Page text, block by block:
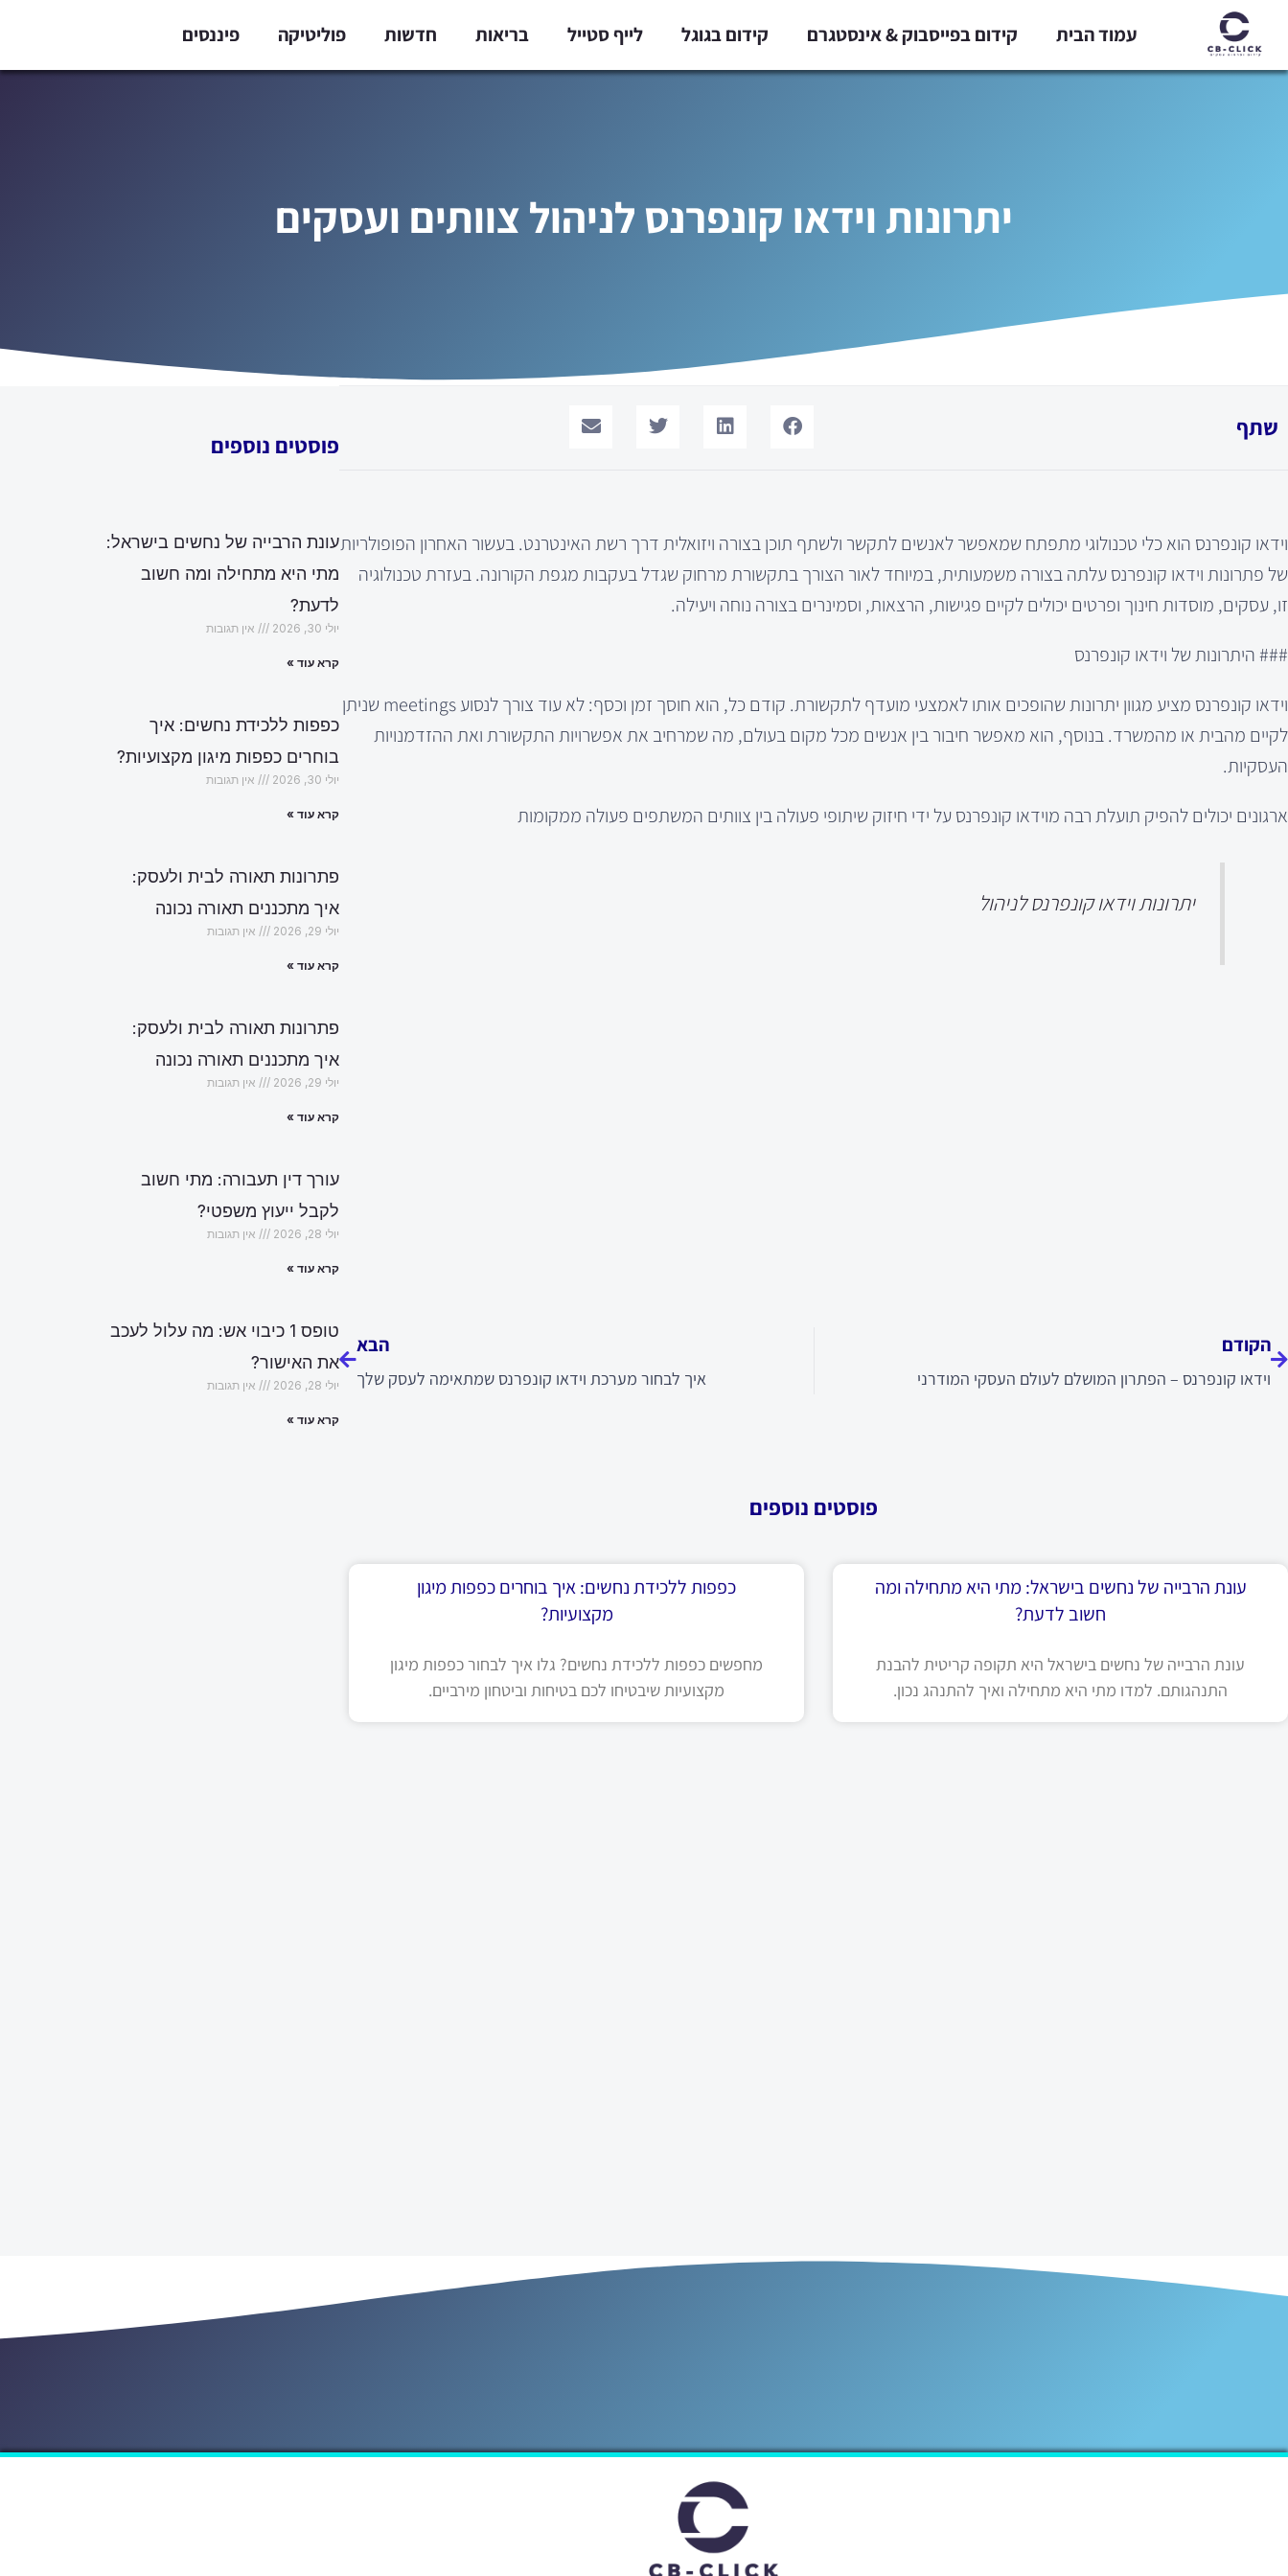
לתוכן
עמוד הבית קידום בפייסבוק & אינסטגרם קידום בגוגל לייף סטייל בריאות חדשות פוליטיקה פיננסים
יתרונות וידאו קונפרנס לניהול צוותים ועסקים
שתף
וידאו קונפרנס הוא כלי טכנולוגי מתפתח שמאפשר לאנשים לתקשר ולשתף תוכן בצורה ויזואלית דרך רשת האינטרנט. בעשור האחרון הפופולריות
של פתרונות וידאו קונפרנס עלתה בצורה משמעותית, במיוחד לאור הצורך בתקשורת מרחוק שגדל בעקבות מגפת הקורונה. בעזרת טכנולוגיה
זו, עסקים, מוסדות חינוך ופרטים יכולים לקיים פגישות, הרצאות, וסמינרים בצורה נוחה ויעילה.
### היתרונות של וידאו קונפרנס
וידאו קונפרנס מציע מגוון יתרונות שהופכים אותו לאמצעי מועדף לתקשורת. קודם כל, הוא חוסך זמן וכסף: לא עוד צורך לנסוע meetings שניתן
לקיים מהבית או מהמשרד. בנוסף, הוא מאפשר חיבור בין אנשים מכל מקום בעולם, מה שמרחיב את אפשרויות התקשורת ואת ההזדמנויות
העסקיות.
ארגונים יכולים להפיק תועלת רבה מוידאו קונפרנס על ידי חיזוק שיתופי פעולה בין צוותים המשתפים פעולה ממקומות
יתרונות וידאו קונפרנס לניהול
הקודם
וידאו קונפרנס – הפתרון המושלם לעולם העסקי המודרני
הבא
איך לבחור מערכת וידאו קונפרנס שמתאימה לעסק שלך
פוסטים נוספים
עונת הרבייה של נחשים בישראל: מתי היא מתחילה ומה
חשוב לדעת?
עונת הרבייה של נחשים בישראל היא תקופה קריטית להבנת
התנהגותם. למדו מתי היא מתחילה ואיך להתנהג נכון.
כפפות ללכידת נחשים: איך בוחרים כפפות מיגון
מקצועיות?
מחפשים כפפות ללכידת נחשים? גלו איך לבחור כפפות מיגון
מקצועיות שיבטיחו לכם בטיחות וביטחון מירביים.
פוסטים נוספים
עונת הרבייה של נחשים בישראל:
מתי היא מתחילה ומה חשוב
לדעת?
יולי 30, 2026 אין תגובות
קרא עוד »
כפפות ללכידת נחשים: איך
בוחרים כפפות מיגון מקצועיות?
יולי 30, 2026 אין תגובות
קרא עוד »
פתרונות תאורה לבית ולעסק:
איך מתכננים תאורה נכונה
יולי 29, 2026 אין תגובות
קרא עוד »
פתרונות תאורה לבית ולעסק:
איך מתכננים תאורה נכונה
יולי 29, 2026 אין תגובות
קרא עוד »
עורך דין תעבורה: מתי חשוב
לקבל ייעוץ משפטי?
יולי 28, 2026 אין תגובות
קרא עוד »
טופס 1 כיבוי אש: מה עלול לעכב
את האישור?
יולי 28, 2026 אין תגובות
קרא עוד »